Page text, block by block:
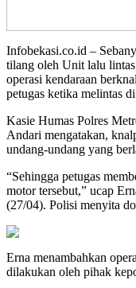
Infobekasi.co.id –
tilang oleh Unit lalu
operasi kendaraan
petugas ketika melintas
Kasie Humas Polres
Andari mengatakan,
undang-undang yang
“Sehingga petugas
motor tersebut,” ucap
(27/04). Polisi menyita
Erna menambahkan
dilakukan oleh pihak